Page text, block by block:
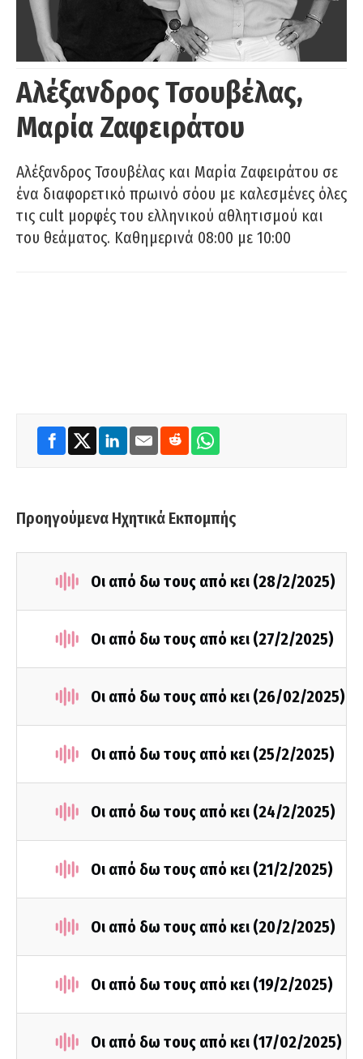
Αλέξανδρος Τσουβέλας,
Μαρία Ζαφειράτου
Αλέξανδρος Τσουβέλας και Μαρία Ζαφειράτου σε
ένα διαφορετικό πρωινό σόου με καλεσμένες όλες
τις cult μορφές του ελληνικού αθλητισμού και
του θεάματος. Καθημερινά 08:00 με 10:00
Προηγούμενα Ηχητικά Εκπομπής
Οι από δω τους από κει (28/2/2025)
Οι από δω τους από κει (27/2/2025)
Οι από δω τους από κει (26/02/2025)
Οι από δω τους από κει (25/2/2025)
Οι από δω τους από κει (24/2/2025)
Οι από δω τους από κει (21/2/2025)
Οι από δω τους από κει (20/2/2025)
Οι από δω τους από κει (19/2/2025)
Οι από δω τους από κει (17/02/2025)